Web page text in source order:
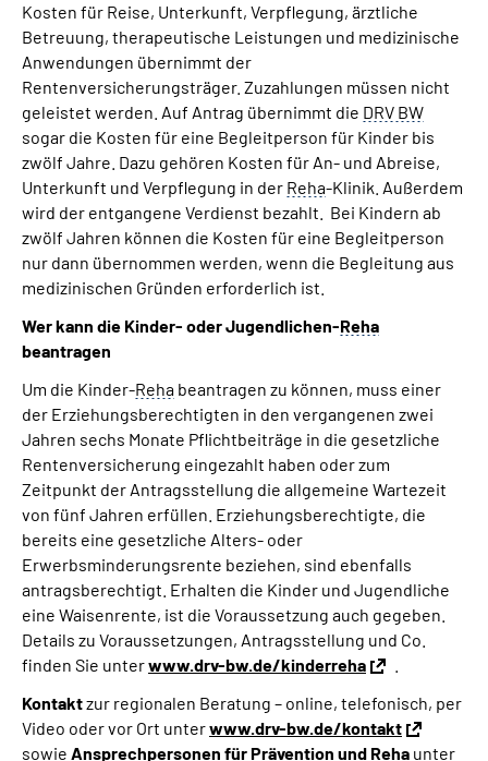
Kosten für Reise, Unterkunft, Verpflegung, ärztliche
Betreuung, therapeutische Leistungen und medizinische
Anwendungen übernimmt der
Rentenversicherungsträger. Zuzahlungen müssen nicht
geleistet werden. Auf Antrag übernimmt die DRV BW
sogar die Kosten für eine Begleitperson für Kinder bis
zwölf Jahre. Dazu gehören Kosten für An- und Abreise,
Unterkunft und Verpflegung in der Reha-Klinik. Außerdem
wird der entgangene Verdienst bezahlt. Bei Kindern ab
zwölf Jahren können die Kosten für eine Begleitperson
nur dann übernommen werden, wenn die Begleitung aus
medizinischen Gründen erforderlich ist.
Wer kann die Kinder- oder Jugendlichen-Reha
beantragen
Um die Kinder-Reha beantragen zu können, muss einer
der Erziehungsberechtigten in den vergangenen zwei
Jahren sechs Monate Pflichtbeiträge in die gesetzliche
Rentenversicherung eingezahlt haben oder zum
Zeitpunkt der Antragsstellung die allgemeine Wartezeit
von fünf Jahren erfüllen. Erziehungsberechtigte, die
bereits eine gesetzliche Alters- oder
Erwerbsminderungsrente beziehen, sind ebenfalls
antragsberechtigt. Erhalten die Kinder und Jugendliche
eine Waisenrente, ist die Voraussetzung auch gegeben.
Details zu Voraussetzungen, Antragsstellung und Co.
finden Sie unterwww.drv-bw.de/kinderreha
Kontaktzur regionalen Beratung – online, telefonisch, per
Video oder vor Ort unterwww.drv-bw.de/kontakt
sowie Ansprechpersonen für Prävention und Reha unter